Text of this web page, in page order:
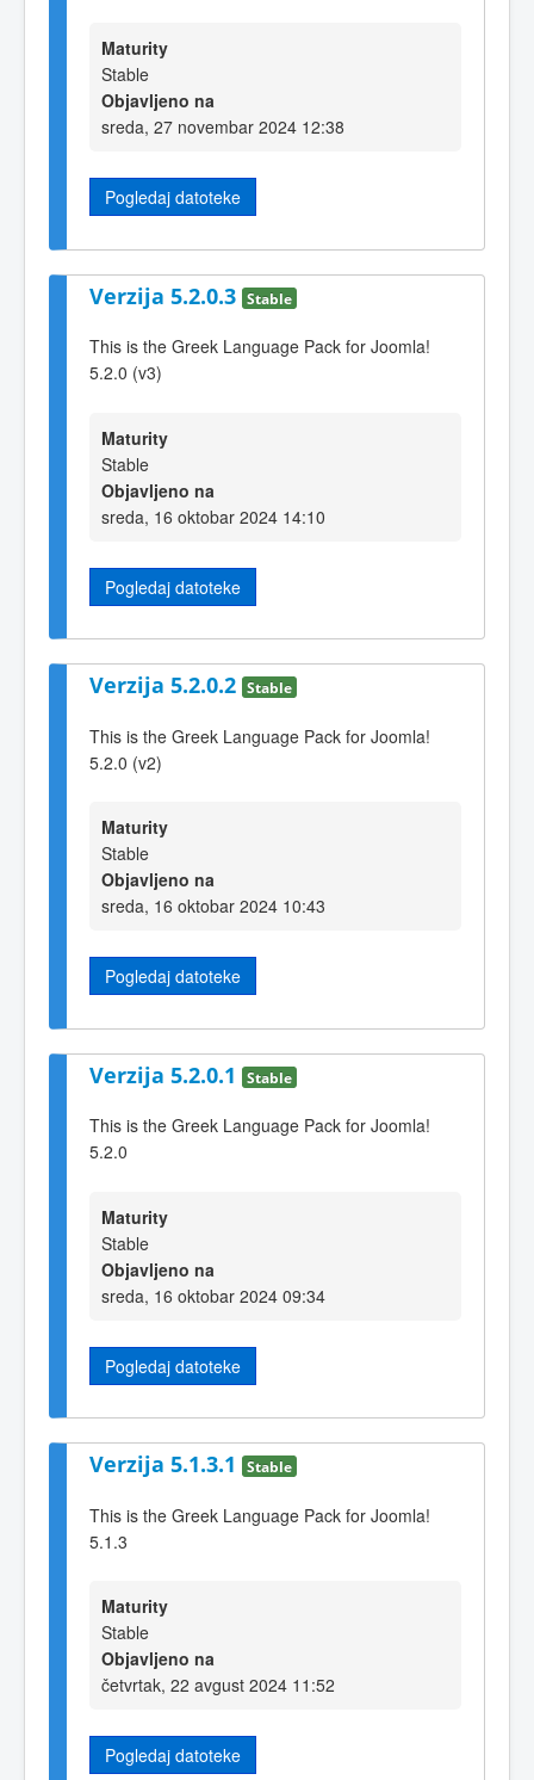
Maturity
Stable
Objavljeno na
sreda, 27 novembar 2024 12:38
Pogledaj datoteke
Verzija 5.2.0.3 Stable
This is the Greek Language Pack for Joomla!
5.2.0 (v3)
Maturity
Stable
Objavljeno na
sreda, 16 oktobar 2024 14:10
Pogledaj datoteke
Verzija 5.2.0.2 Stable
This is the Greek Language Pack for Joomla!
5.2.0 (v2)
Maturity
Stable
Objavljeno na
sreda, 16 oktobar 2024 10:43
Pogledaj datoteke
Verzija 5.2.0.1 Stable
This is the Greek Language Pack for Joomla!
5.2.0
Maturity
Stable
Objavljeno na
sreda, 16 oktobar 2024 09:34
Pogledaj datoteke
Verzija 5.1.3.1 Stable
This is the Greek Language Pack for Joomla!
5.1.3
Maturity
Stable
Objavljeno na
četvrtak, 22 avgust 2024 11:52
Pogledaj datoteke